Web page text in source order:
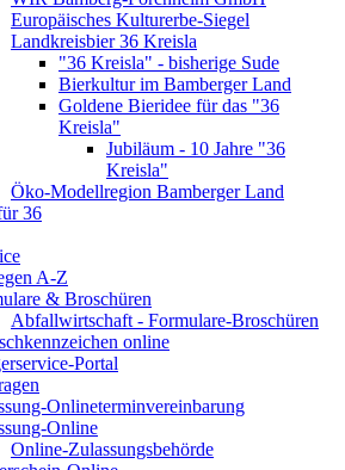
Europäisches Kulturerbe-Siegel
Landkreisbier 36 Kreisla
"36 Kreisla" - bisherige Sude
Bierkultur im Bamberger Land
Goldene Bieridee für das "36
Kreisla"
Jubiläum - 10 Jahre "36
Kreisla"
Öko-Modellregion Bamberger Land
36
A-Z
& Broschüren
Abfallwirtschaft - Formulare-Broschüren
online
Portal
Onlineterminvereinbarung
Online
Online-Zulassungsbehörde